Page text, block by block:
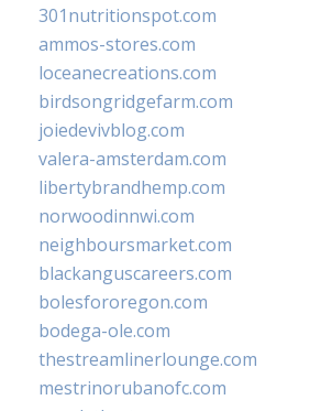
301nutritionspot.com
ammos-stores.com
loceanecreations.com
birdsongridgefarm.com
joiedevivblog.com
valera-amsterdam.com
libertybrandhemp.com
norwoodinnwi.com
neighboursmarket.com
blackanguscareers.com
bolesfororegon.com
bodega-ole.com
thestreamlinerlounge.com
mestrinorubanofc.com